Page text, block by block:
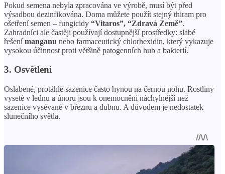
Pokud semena nebyla zpracována ve výrobě, musí být před
výsadbou dezinfikována. Doma můžete použít stejný thiram pro
ošetření semen – fungicidy “Vitaros”, “Zdravá Země”.
Zahradníci ale častěji používají dostupnější prostředky: slabé
řešenímanganu nebo farmaceutický chlorhexidin, který vykazuje
vysokou účinnost proti většině patogenních hub a bakterií.
3. Osvětlení
Oslabené, protáhlé sazenice často hynou na černou nohu. Rostliny
vyseté v lednu a únoru jsou k onemocnění náchylnější než
sazenice vysévané v březnu a dubnu. A důvodem je nedostatek
slunečního světla.